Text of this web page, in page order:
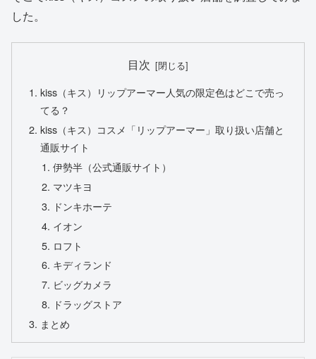
した。
目次
kiss（キス）リップアーマー人気の限定色はどこで売っ
てる？
kiss（キス）コスメ「リップアーマー」取り扱い店舗と
通販サイト
伊勢半（公式通販サイト）
マツキヨ
ドンキホーテ
イオン
ロフト
キディランド
ビッグカメラ
ドラッグストア
まとめ